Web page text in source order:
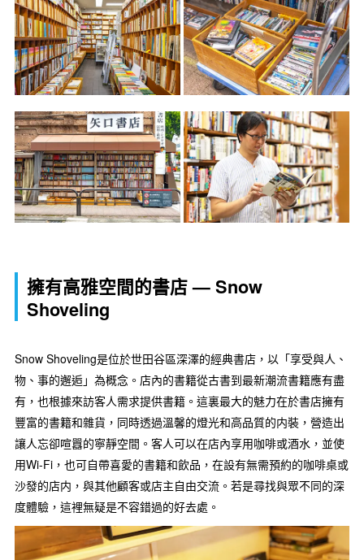
擁有高雅空間的書店 — Snow
Shoveling
Snow Shoveling是位於世田谷區深澤的經典書店，以「享受與人、
物、事的邂逅」為概念。店內的書籍從古書到最新潮流書籍應有盡
有，也根據來訪客人需求提供書籍。這裏最大的魅力在於書店擁有
豐富的書籍和雜貨，同時透過溫馨的燈光和高品質的内裝，營造出
讓人忘卻喧囂的寧靜空間。客人可以在店內享用咖啡或酒水，並使
用Wi-Fi，也可自帶喜愛的書籍和飲品，在設有無需預約的咖啡桌或
沙發的店内，與其他顧客或店主自由交流。若是尋找與眾不同的深
度體驗，這裡無疑是不容錯過的好去處。